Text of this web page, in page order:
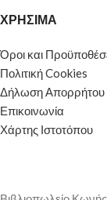
ΧΡΗΣΙΜΑ
Όροι και
Πολιτική Cookies
Δήλωση Απορρήτου
Επικοινωνία
Χάρτης Ιστοτόπου